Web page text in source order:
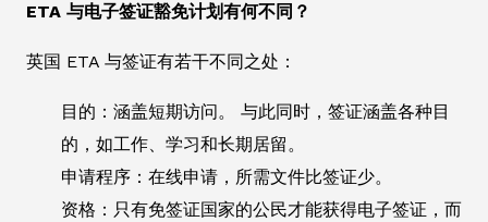
ETA 与电子签证豁免计划有何不同？
英国 ETA 与签证有若干不同之处：
目的：涵盖短期访问。 与此同时，签证涵盖各种目
的，如工作、学习和长期居留。
申请程序：在线申请，所需文件比签证少。
资格：只有免签证国家的公民才能获得电子签证，而